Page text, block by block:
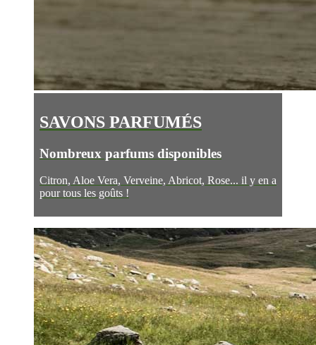
SAVONS PARFUMÉS
Nombreux parfums disponibles
Citron, Aloe Vera, Verveine, Abricot, Rose... il y en a
pour tous les goûts !